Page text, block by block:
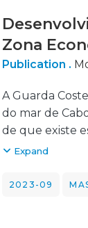
Zona
Publication .
A Guarda
do mar de
de que existe
auxilie no
envolvem a
O simulador
as
Expand
2023-09